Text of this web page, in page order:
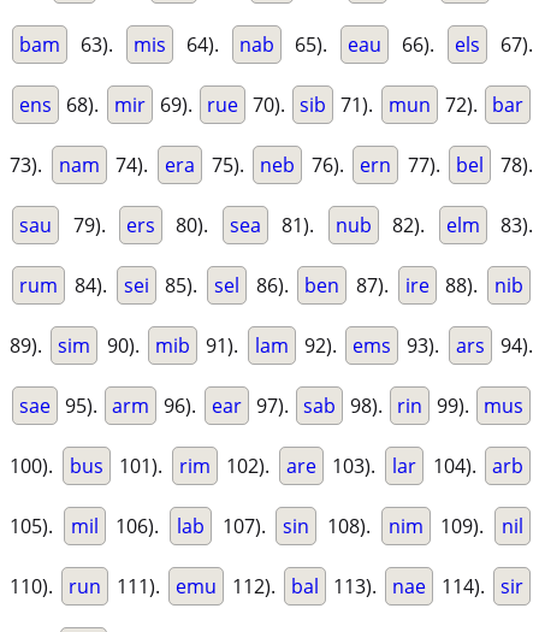
bam 63). mis 64). nab 65). eau 66). els 67).
ens 68). mir 69). rue 70). sib 71). mun 72). bar
73). nam 74). era 75). neb 76). ern 77). bel 78).
sau 79). ers 80). sea 81). nub 82). elm 83).
rum 84). sei 85). sel 86). ben 87). ire 88). nib
89). sim 90). mib 91). lam 92). ems 93). ars 94).
sae 95). arm 96). ear 97). sab 98). rin 99). mus
100). bus 101). rim 102). are 103). lar 104). arb
105). mil 106). lab 107). sin 108). nim 109). nil
110). run 111). emu 112). bal 113). nae 114). sir